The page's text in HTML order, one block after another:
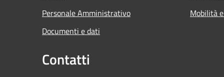
Personale Amministrativo
Documenti e dati
Mobilità
Contatti